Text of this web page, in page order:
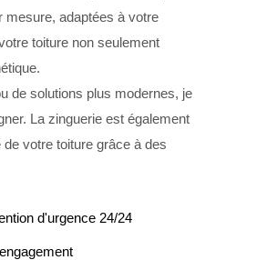
mesure, adaptées à votre
toiture non seulement
de solutions plus modernes, je
La zinguerie est également
votre toiture grâce à des
d'urgence 24/24